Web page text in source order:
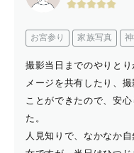
お宮参り 家族写真
撮影当日までのやりと
メージを共有したり、
ことができたので、安
た。
人見知りで、なかなか